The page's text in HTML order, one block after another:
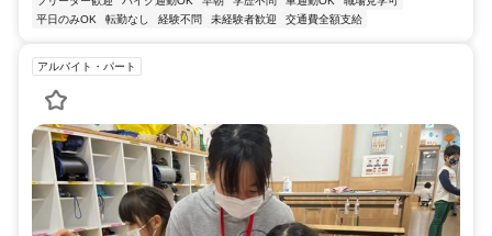
平日のみOK
転勤なし 経験不問 未経験者歓迎 交通費全額支給
アルバイト・パート